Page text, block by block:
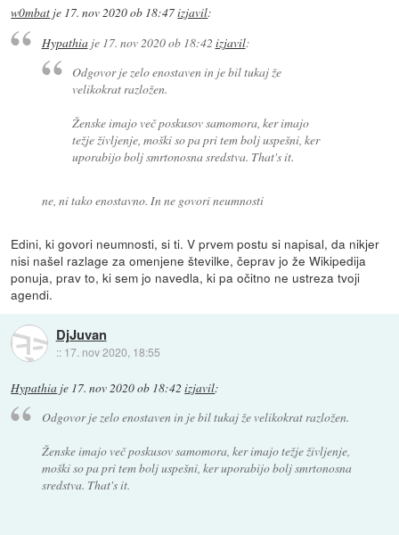
w0mbat je 17. nov 2020 ob 18:47izjavil:
Hypathiaje 17. nov 2020 ob 18:42 izjavil:
Odgovor je zelo enostaven in je bil tukaj že
velikokrat razložen.
Ženske imajo več poskusov samomora, ker imajo
težje življenje, moški so pa pri tem bolj uspešni, ker
uporabijo bolj smrtonosna sredstva. That's it.
ne, ni tako enostavno. In ne govori neumnosti
Edini, ki govori neumnosti, si ti. V prvem postu si napisal, da nikjer
nisi našel razlage za omenjene številke, čeprav jo že Wikipedija
ponuja, prav to, ki sem jo navedla, ki pa očitno ne ustreza tvoji
agendi.
DjJuvan
:: 17. nov 2020, 18:55
Hypathia je 17. nov 2020 ob 18:42 izjavil:
Odgovor je zelo enostaven in je bil tukaj že velikokrat razložen.
Ženske imajo več poskusov samomora, ker imajo težje življenje,
moški so pa pri tem bolj uspešni, ker uporabijo bolj smrtonosna
sredstva. That's it.